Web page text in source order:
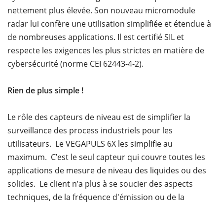
nettement plus élevée. Son nouveau micromodule
radar lui confère une utilisation simplifiée et étendue à
de nombreuses applications. Il est certifié SIL et
respecte les exigences les plus strictes en matière de
cybersécurité (norme CEI 62443-4-2).
Rien de plus simple !
Le rôle des capteurs de niveau est de simplifier la
surveillance des process industriels pour les
utilisateurs. Le VEGAPULS 6X les simplifie au
maximum. C’est le seul capteur qui couvre toutes les
applications de mesure de niveau des liquides ou des
solides. Le client n’a plus à se soucier des aspects
techniques, de la fréquence d'émission ou de la